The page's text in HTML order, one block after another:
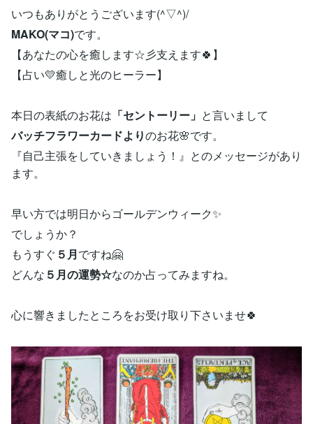
いつもありがとうございます(^▽^)/
MAKO(マコ)です。
【あなたの心を癒します☆彡支えます🍀】
【占い💛癒しと光のヒーラー】
本日の表紙のお花は 「セントーリー」 と言いまして
バッチフラワーカードよりのお花🌸です。
『自己主張をしていきましょう！』とのメッセージがあり
ます。
早い方では明日からゴールデンウィーク✨
でしょうか？
もうすぐ ５月ですね🤗
どんな ５月の運勢☆なのか占ってみますね。
心に響きましたところをお受け取り下さいませ🍀